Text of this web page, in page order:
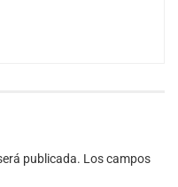
publicada. Los campos